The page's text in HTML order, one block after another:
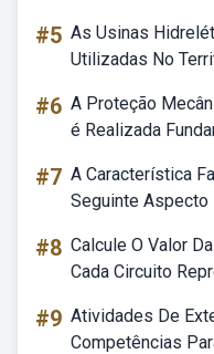
#5 As Usinas
Utilizadas No
#6 A Proteção
é Realizada
#7 A Característica
Seguinte Aspecto
#8 Calcule O Valor
Cada Circuito
#9 Atividades De
Competências